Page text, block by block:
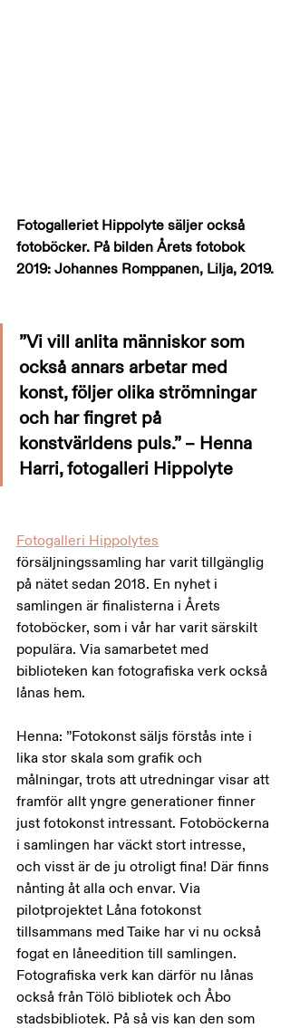
Fotogalleriet Hippolyte säljer också
fotoböcker. På bilden Årets fotobok
2019: Johannes Romppanen, Lilja, 2019.
”Vi vill anlita människor som
också annars arbetar med
konst, följer olika strömningar
och har fingret på
konstvärldens puls.” – Henna
Harri, fotogalleri Hippolyte
Fotogalleri Hippolytes
försäljningssamling har varit tillgänglig
på nätet sedan 2018. En nyhet i
samlingen är finalisterna i Årets
fotoböcker, som i vår har varit särskilt
populära. Via samarbetet med
biblioteken kan fotografiska verk också
lånas hem.
Henna: ”Fotokonst säljs förstås inte i
lika stor skala som grafik och
målningar, trots att utredningar visar att
framför allt yngre generationer finner
just fotokonst intressant. Fotoböckerna
i samlingen har väckt stort intresse,
och visst är de ju otroligt fina! Där finns
nånting åt alla och envar. Via
pilotprojektet Låna fotokonst
tillsammans med Taike har vi nu också
fogat en låneedition till samlingen.
Fotografiska verk kan därför nu lånas
också från Tölö bibliotek och Åbo
stadsbibliotek. På så vis kan den som